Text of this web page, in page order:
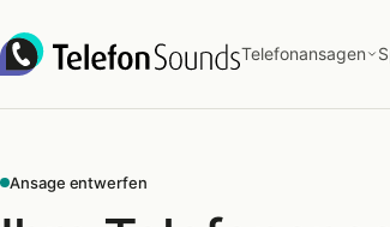
Telefonansagen
Ansage entwerfen